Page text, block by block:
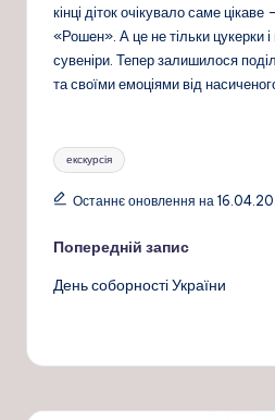
кінці діток очікувало саме цікаве
«Рошен». А це не тільки цукерки
сувеніри. Тепер залишилося
та своїми емоціями від
Позначки:
екскурсія
Останнє оновлення на
Навігація
по
Попередній запис
День соборності України